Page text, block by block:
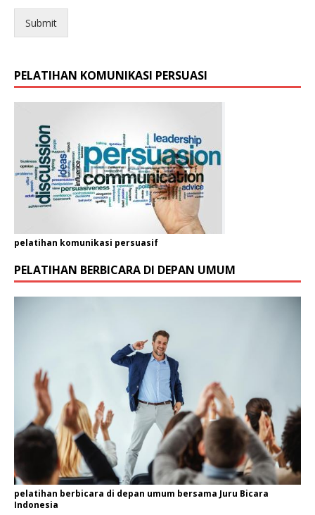
Submit
PELATIHAN KOMUNIKASI PERSUASI
pelatihan komunikasi persuasif
PELATIHAN BERBICARA DI DEPAN UMUM
pelatihan berbicara di depan umum bersama Juru Bicara
Indonesia